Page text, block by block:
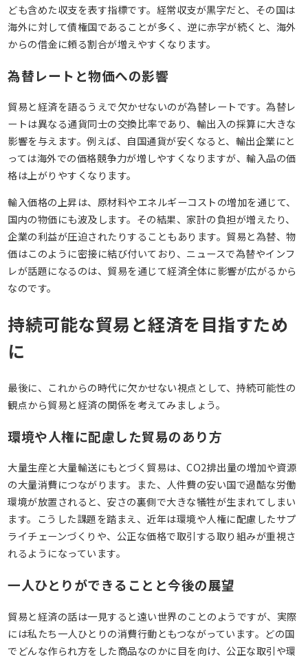
ども含めた収支を表す指標です。経常収支が黒字だと、その国は
海外に対して債権国であることが多く、逆に赤字が続くと、海外
からの借金に頼る割合が増えやすくなります。
為替レートと物価への影響
貿易と経済を語るうえで欠かせないのが為替レートです。為替レ
ートは異なる通貨同士の交換比率であり、輸出入の採算に大きな
影響を与えます。例えば、自国通貨が安くなると、輸出企業にと
っては海外での価格競争力が増しやすくなりますが、輸入品の価
格は上がりやすくなります。
輸入価格の上昇は、原材料やエネルギーコストの増加を通じて、
国内の物価にも波及します。その結果、家計の負担が増えたり、
企業の利益が圧迫されたりすることもあります。貿易と為替、物
価はこのように密接に結び付いており、ニュースで為替やインフ
レが話題になるのは、貿易を通じて経済全体に影響が広がるから
なのです。
持続可能な貿易と経済を目指すため
に
最後に、これからの時代に欠かせない視点として、持続可能性の
観点から貿易と経済の関係を考えてみましょう。
環境や人権に配慮した貿易のあり方
大量生産と大量輸送にもとづく貿易は、CO2排出量の増加や資源
の大量消費につながります。また、人件費の安い国で過酷な労働
環境が放置されると、安さの裏側で大きな犠牲が生まれてしまい
ます。こうした課題を踏まえ、近年は環境や人権に配慮したサプ
ライチェーンづくりや、公正な価格で取引する取り組みが重視さ
れるようになっています。
一人ひとりができることと今後の展望
貿易と経済の話は一見すると遠い世界のことのようですが、実際
には私たち一人ひとりの消費行動ともつながっています。どの国
でどんな作られ方をした商品なのかに目を向け、公正な取引や環